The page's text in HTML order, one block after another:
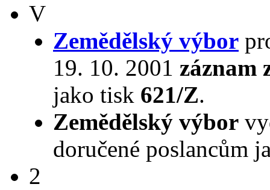
V
Zemědělský výbor
19. 10. 2001 záznam
jako tisk 621/Z.
Zemědělský výbor
doručené poslancům
2